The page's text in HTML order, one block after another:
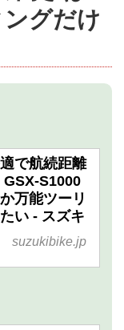
グだけ
で航続距離
GSX-S1000
万能ツーリ
い - スズキ
suzukibike.jp